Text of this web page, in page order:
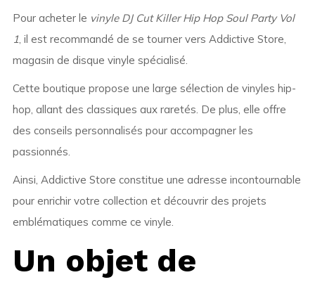
Pour acheter le vinyle DJ Cut Killer Hip Hop Soul Party Vol
1, il est recommandé de se tourner vers Addictive Store,
magasin de disque vinyle spécialisé.
Cette boutique propose une large sélection de vinyles hip-
hop, allant des classiques aux raretés. De plus, elle offre
des conseils personnalisés pour accompagner les
passionnés.
Ainsi, Addictive Store constitue une adresse incontournable
pour enrichir votre collection et découvrir des projets
emblématiques comme ce vinyle.
Un objet de